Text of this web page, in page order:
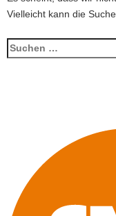
a
i
Vielleicht kann die Suche
Suchen
nach: